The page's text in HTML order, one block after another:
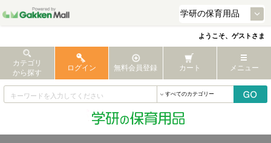
ようこそ、ゲストさま
カテゴリ
から探す
ログイン 無料会員登録 カート メニュー